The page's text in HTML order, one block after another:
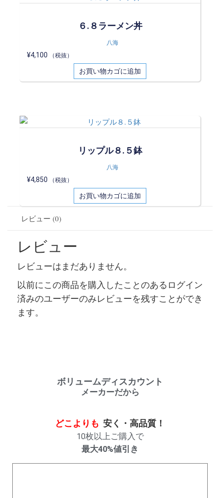
６.８ラーメン丼
八海
¥4,100 （税抜）
お買い物カゴに追加
リップル８.５鉢
八海
¥4,850 （税抜）
お買い物カゴに追加
レビュー (0)
レビュー
レビューはまだありません。
以前にこの商品を購入したことのあるログイン
済みのユーザーのみレビューを残すことができ
ます。
ボリュームディスカウント
メーカーだから
どこよりも 安く・高品質！
10枚以上ご購入で
最大40%値引き